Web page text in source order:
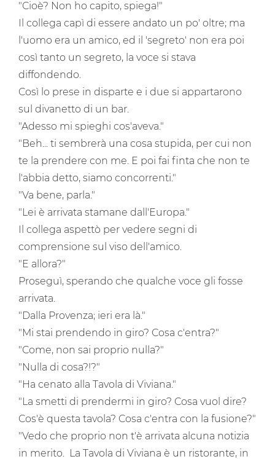
"Cioè? Non ho capito, spiega!"
Il collega capì di essere andato un po' oltre; ma
l'uomo era un amico, ed il 'segreto' non era poi
così tanto un segreto, la voce si stava
diffondendo.
Così lo prese in disparte e i due si appartarono
sul divanetto di un bar.
"Adesso mi spieghi cos'aveva."
"Beh... ti sembrerà una cosa stupida, per cui non
te la prendere con me. E poi fai finta che non te
l'abbia detto, siamo concorrenti."
"Va bene, parla."
"Lei è arrivata stamane dall'Europa."
Il collega aspettò per vedere segni di
comprensione sul viso dell'amico.
"E allora?"
Proseguì, sperando che qualche voce gli fosse
arrivata.
"Dalla Provenza; ieri era là."
"Mi stai prendendo in giro? Cosa c'entra?"
"Come, non sai proprio nulla?"
"Nulla di cosa?!?"
"Ha cenato alla Tavola di Viviana."
"La smetti di prendermi in giro? Cosa vuol dire?
Cos'è questa tavola? Cosa c'entra con la fusione?"
"Vedo che proprio non t'è arrivata alcuna notizia
in merito. La Tavola di Viviana è un ristorante, in